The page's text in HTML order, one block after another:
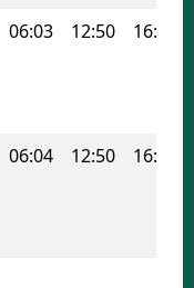
06:03 12:50 16:30
06:04 12:50 16:30